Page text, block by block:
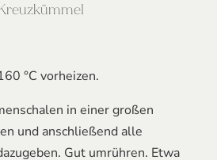
°C vorheizen.
in einer großen
und anschließend alle
Gut umrühren. Etwa